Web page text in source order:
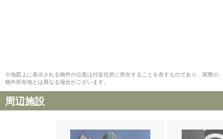
※地図上に表示される物件の位置は付近住所に所在することを表すものであり、実際の
物件所在地とは異なる場合がございます。
周辺施設